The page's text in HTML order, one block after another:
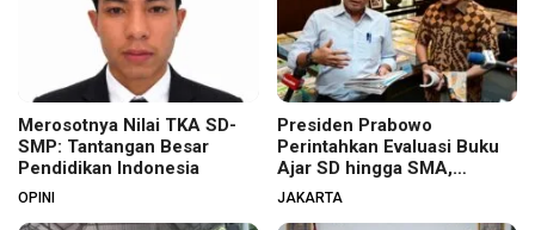
Merosotnya Nilai TKA SD-
SMP: Tantangan Besar
Pendidikan Indonesia
OPINI
Presiden Prabowo
Perintahkan Evaluasi Buku
Ajar SD hingga SMA,
Budaya Membaca Digenjot
JAKARTA